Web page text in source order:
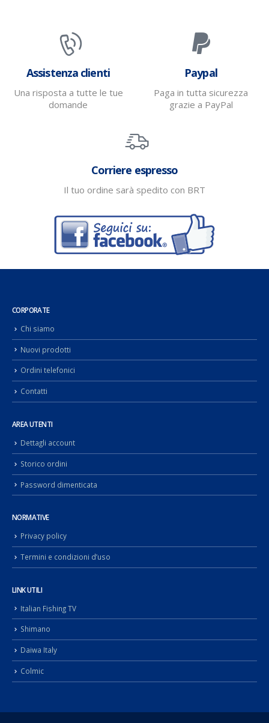
Assistenza clienti
Una risposta a tutte le tue
domande
Paypal
Paga in tutta sicurezza
grazie a PayPal
Corriere espresso
Il tuo ordine sarà spedito con BRT
CORPORATE
Chi siamo
Nuovi prodotti
Ordini telefonici
Contatti
AREA UTENTI
Dettagli account
Storico ordini
Password dimenticata
NORMATIVE
Privacy policy
Termini e condizioni d’uso
LINK UTILI
Italian Fishing TV
Shimano
Daiwa Italy
Colmic